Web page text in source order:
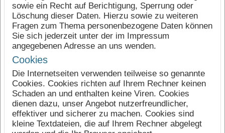
sowie ein Recht auf Berichtigung, Sperrung oder
Löschung dieser Daten. Hierzu sowie zu weiteren
Fragen zum Thema personenbezogene Daten können
Sie sich jederzeit unter der im Impressum
angegebenen Adresse an uns wenden.
Cookies
Die Internetseiten verwenden teilweise so genannte
Cookies. Cookies richten auf Ihrem Rechner keinen
Schaden an und enthalten keine Viren. Cookies
dienen dazu, unser Angebot nutzerfreundlicher,
effektiver und sicherer zu machen. Cookies sind
kleine Textdateien, die auf Ihrem Rechner abgelegt